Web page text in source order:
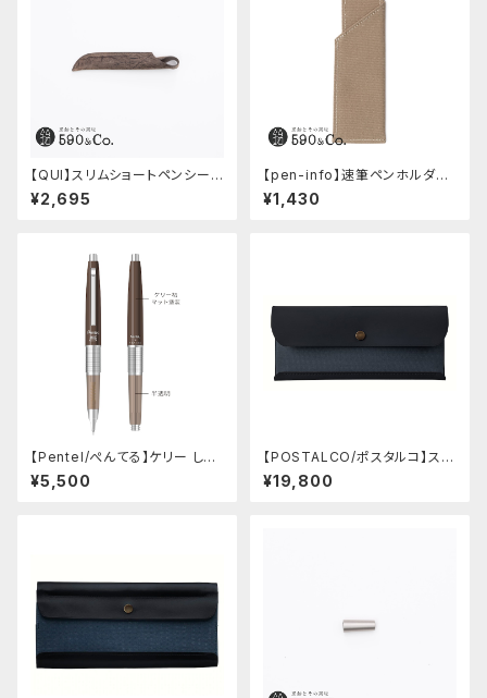
【QUI】スリムショートペンシー
ス・クードゥー (ストーン)
¥2,695
【pen-info】速筆ペンホルダー
590&Co.別注色 (ベージュ)
¥1,430
【Pentel/ぺんてる】ケリー しー
さーコラボ限定カラー
¥5,500
【POSTALCO/ポスタルコ】スナ
ップペンケース (Navy Blue)
¥19,800